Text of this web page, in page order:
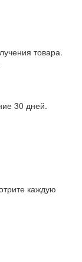
товара.
30 дней.
каждую